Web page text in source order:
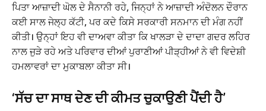
ਪਿਤਾ ਆਜ਼ਾਦੀ ਘੋਲ ਦੇ ਸੈਨਾਨੀ ਰਹੇ, ਜਿਨ੍ਹਾਂ ਨੇ ਆਜ਼ਾਦੀ ਅੰਦੋਲਨ ਦੌਰਾਨ
ਕਈ ਸਾਲ ਜੇਲ੍ਹ ਕੱਟੀ, ਪਰ ਕਦੇ ਕਿਸੇ ਸਰਕਾਰੀ ਸਨਮਾਨ ਦੀ ਮੰਗ ਨਹੀਂ
ਕੀਤੀ। ਉਨ੍ਹਾਂ ਇਹ ਵੀ ਦਾਅਵਾ ਕੀਤਾ ਕਿ ਖਾਲੜਾ ਦੇ ਦਾਦਾ ਗਦਰ ਲਹਿਰ
ਨਾਲ ਜੁੜੇ ਰਹੇ ਅਤੇ ਪਰਿਵਾਰ ਦੀਆਂ ਪੁਰਾਣੀਆਂ ਪੀੜ੍ਹੀਆਂ ਨੇ ਵੀ ਵਿਦੇਸ਼ੀ
ਹਮਲਾਵਰਾਂ ਦਾ ਮੁਕਾਬਲਾ ਕੀਤਾ ਸੀ।
‘ਸੱਚ ਦਾ ਸਾਥ ਦੇਣ ਦੀ ਕੀਮਤ ਚੁਕਾਉਣੀ ਪੈਂਦੀ ਹੈ’